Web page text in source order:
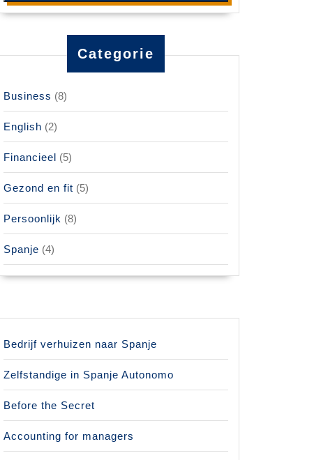
Categorie
Business (8)
English (2)
Financieel (5)
Gezond en fit (5)
Persoonlijk (8)
Spanje (4)
Bedrijf verhuizen naar Spanje
Zelfstandige in Spanje Autonomo
Before the Secret
Accounting for managers